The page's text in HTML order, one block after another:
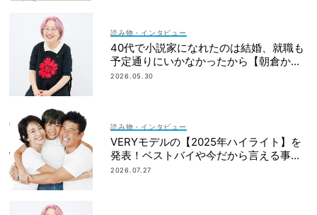
読み物・インタビュー
40代で小説家になれたのは結婚、就職も
予定通りにいかなかったから【朝倉かす
みさん】
2026.05.30
読み物・インタビュー
VERYモデルの【2025年ハイライト】を
発表！ベストバイや今だから言える事件
簿も大公開
2026.07.27